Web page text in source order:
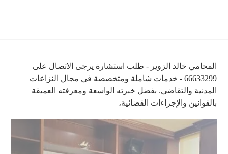
المحامي خالد الزوير - طلب استشارة يرجى الاتصال على
66633299 - خدمات شاملة ومتخصصة في مجال النزاعات
المدنية والتقاضي. بفضل خبرته الواسعة ومعرفته العميقة
بالقوانين والإجراءات القضائية،